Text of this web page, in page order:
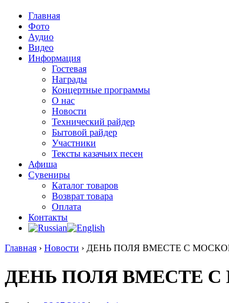
Главная
Фото
Аудио
Видео
Информация
Гостевая
Награды
Концертные программы
О нас
Новости
Технический райдер
Бытовой райдер
Участники
Тексты казачьих песен
Афиша
Сувениры
Каталог товаров
Возврат товара
Оплата
Контакты
Главная › Новости › ДЕНЬ ПОЛЯ ВМЕСТЕ С
ДЕНЬ ПОЛЯ ВМЕСТЕ